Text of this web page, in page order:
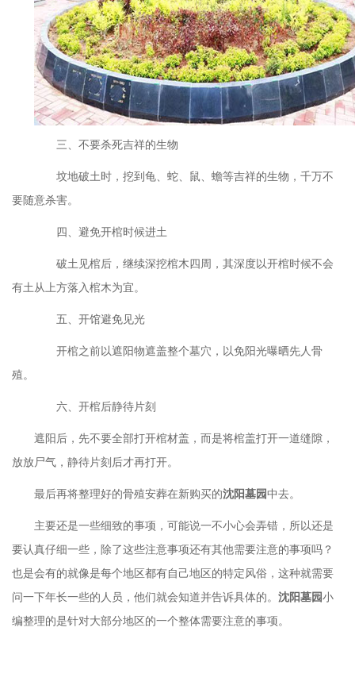
三、不要杀死吉祥的生物
坟地破土时，挖到龟、蛇、鼠、蟾等吉祥的生物，千万不
要随意杀害。
四、避免开棺时候进土
破土见棺后，继续深挖棺木四周，其深度以开棺时候不会
有土从上方落入棺木为宜。
五、开馆避免见光
开棺之前以遮阳物遮盖整个墓穴，以免阳光曝晒先人骨
殖。
六、开棺后静待片刻
遮阳后，先不要全部打开棺材盖，而是将棺盖打开一道缝隙，
放放尸气，静待片刻后才再打开。
最后再将整理好的骨殖安葬在新购买的沈阳墓园中去。
主要还是一些细致的事项，可能说一不小心会弄错，所以还是
要认真仔细一些，除了这些注意事项还有其他需要注意的事项吗？
也是会有的就像是每个地区都有自己地区的特定风俗，这种就需要
问一下年长一些的人员，他们就会知道并告诉具体的。 沈阳墓园小
编整理的是针对大部分地区的一个整体需要注意的事项。